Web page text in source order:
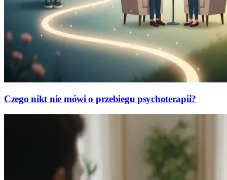
Czego nikt nie mówi o przebiegu psychoterapii?